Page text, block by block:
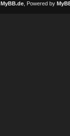
MyBB.de, Powered by